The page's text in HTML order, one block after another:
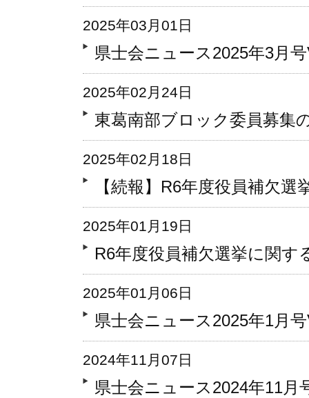
2025年03月01日
県士会ニュース2025年3月
2025年02月24日
東葛南部ブロック委員募集
2025年02月18日
【続報】R6年度役員補欠
2025年01月19日
R6年度役員補欠選挙に関す
2025年01月06日
県士会ニュース2025年1月
2024年11月07日
県士会ニュース2024年11月